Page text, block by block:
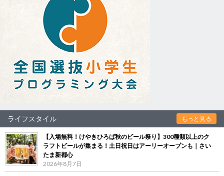
ライフスタイル もっと見る
【入場無料！けやきひろば秋のビール祭り】300種類以上のク
ラフトビールが集まる！土日祝日はアーリーオープンも｜さい
たま新都心
2026年8月7日